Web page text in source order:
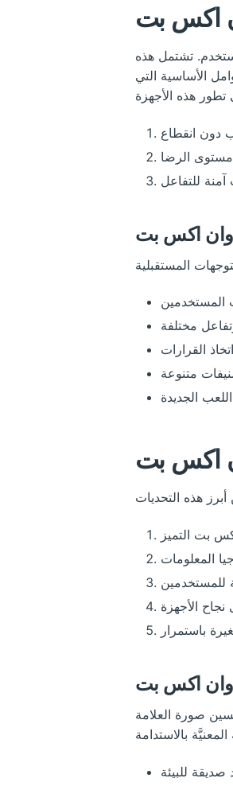
اكس بت
تشتمل هذه
الأساسية التي
وان اكس بت
اكس بت
وان اكس بت
صورة العلامة